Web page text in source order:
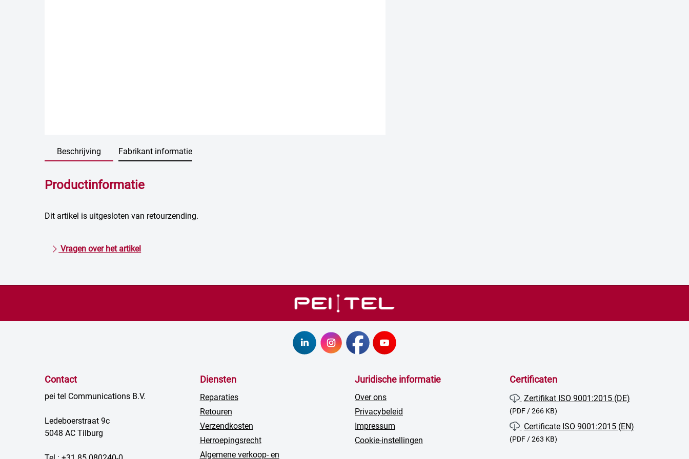
Beschrijving Fabrikant informatie
Productinformatie
Dit artikel is uitgesloten van retourzending.
Vragen over het artikel
Contact
pei tel Communications B.V.
Ledeboerstraat 9c
5048 AC Tilburg
Diensten
Reparaties
Retouren
Verzendkosten
Herroepingsrecht
Algemene verkoop- en
Juridische informatie
Over ons
Privacybeleid
Impressum
Cookie-instellingen
Certificaten
Zertifikat ISO 9001:2015 (DE)
(PDF / 266 KB)
Certificate ISO 9001:2015 (EN)
(PDF / 263 KB)